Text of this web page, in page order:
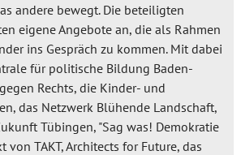
andere bewegt. Die beteiligten
eigene Angebote an, die als Rahmen
ins Gespräch zu kommen. Mit dabei
für politische Bildung Baden-
Rechts, die Kinder- und
das Netzwerk Blühende Landschaft,
Tübingen, "Sag was! Demokratie
von TAKT, Architects for Future, das